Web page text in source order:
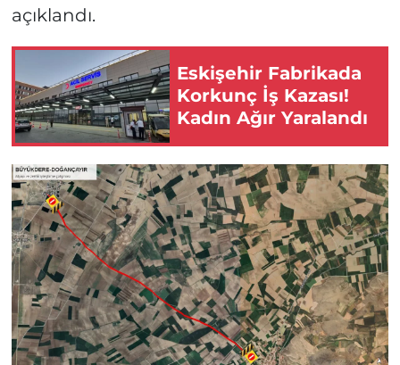
açıklandı.
Eskişehir Fabrikada
Korkunç İş Kazası!
Kadın Ağır Yaralandı